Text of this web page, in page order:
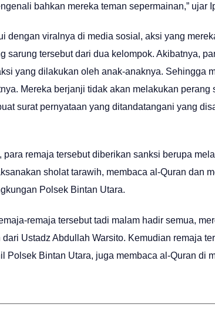
bahkan mereka teman sepermainan,” ujar
dengan viralnya di media sosial, aksi yang
sarung tersebut dari dua kelompok. Akibatnya,
yang dilakukan oleh anak-anaknya. Sehingga
Mereka berjanji tidak akan melakukan
surat pernyataan yang ditandatangani yang
remaja tersebut diberikan sanksi berupa
sholat tarawih, membaca al-Quran dan
Polsek Bintan Utara.
remaja tersebut tadi malam hadir semua,
Ustadz Abdullah Warsito. Kemudian remaja
Polsek Bintan Utara, juga membaca al-Quran di